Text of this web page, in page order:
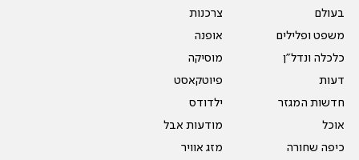
בעולם
משפט ופלילים
כלכלה ונדל"ן
דעות
חדשות המגזר
אוכל
כיפה שחורה
צרכנות
אופנה
מוסיקה
פיוטקאסט
ילדודס
מודעות אבל
מזג אוויר